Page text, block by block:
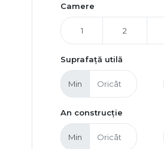
Camere
1 2
Suprafață utilă
Min
An construcție
Min